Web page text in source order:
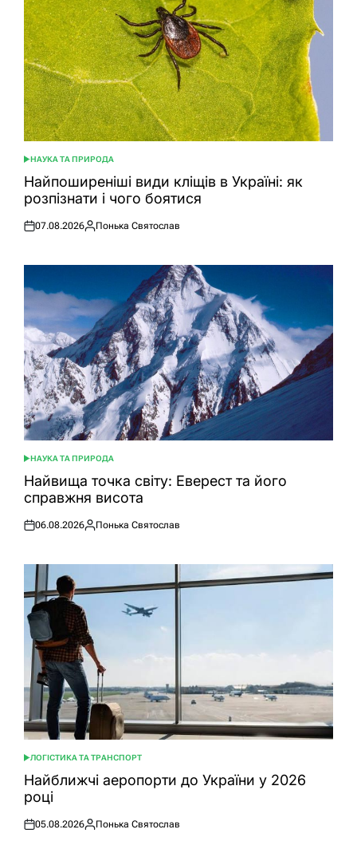
ОПУБЛІКУВАТИ
У
НАУКА ТА ПРИРОДА
Найпоширеніші види кліщів в Україні: як
розпізнати і чого боятися
Оприлюднено
07.08.2026
Опубліковано
Понька Святослав
ОПУБЛІКУВАТИ
У
НАУКА ТА ПРИРОДА
Найвища точка світу: Еверест та його
справжня висота
Оприлюднено
06.08.2026
Опубліковано
Понька Святослав
ОПУБЛІКУВАТИ
У
ЛОГІСТИКА ТА ТРАНСПОРТ
Найближчі аеропорти до України у 2026
році
Оприлюднено
05.08.2026
Опубліковано
Понька Святослав